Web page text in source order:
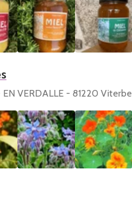
VERDALLE - 81220 Viterbe